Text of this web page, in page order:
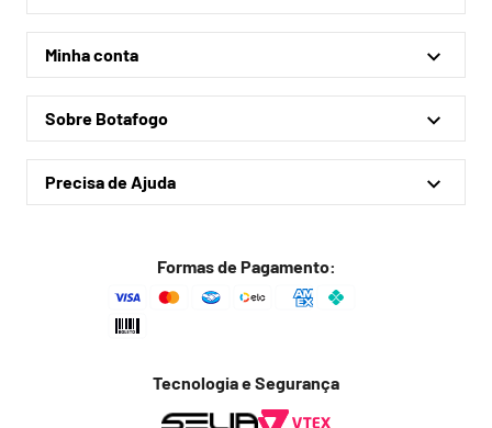
Linha Oficial
Treino e Viagem
Coleções
Minha conta
Minha conta
Meus pedidos
Sobre Botafogo
Quem somos
Lojas físicas
Precisa de Ajuda
Trocas e devoluções
Formas de Pagamento:
Tecnologia e Segurança